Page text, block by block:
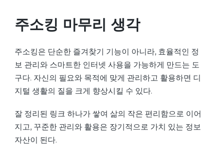
주소킹 마무리 생각
주소킹은 단순한 즐겨찾기 기능이 아니라, 효율적인 정
보 관리와 스마트한 인터넷 사용을 가능하게 만드는 도
구다. 자신의 필요와 목적에 맞게 관리하고 활용하면 디
지털 생활의 질을 크게 향상시킬 수 있다.
잘 정리된 링크 하나가 쌓여 삶의 작은 편리함으로 이어
지고, 꾸준한 관리와 활용은 장기적으로 가치 있는 정보
자산이 된다.